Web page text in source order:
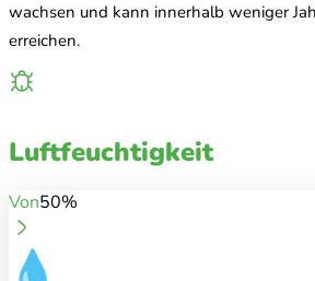
wachsen und kann innerhalb weniger
erreichen.
Luftfeuchtigkeit
Von50%